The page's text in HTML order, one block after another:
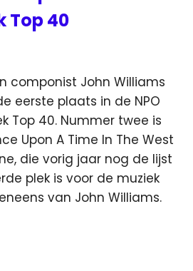
Top 40
componist John Williams
eerste plaats in de NPO
Top 40. Nummer twee is
Upon A Time In The West
die vorig jaar nog de lijst
plek is voor de muziek
van John Williams.